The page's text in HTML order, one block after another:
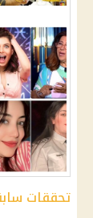
تحققات